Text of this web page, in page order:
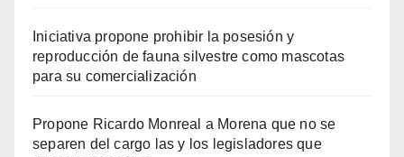
Iniciativa propone prohibir la posesión y
reproducción de fauna silvestre como mascotas
para su comercialización
Propone Ricardo Monreal a Morena que no se
separen del cargo las y los legisladores que